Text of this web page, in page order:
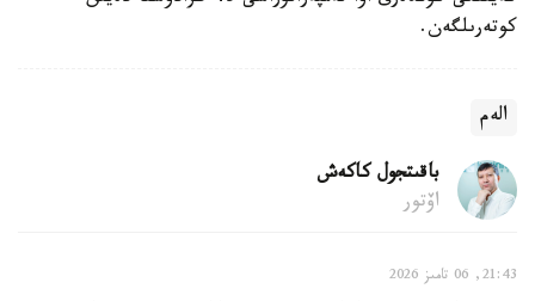
كوتەرىلگەن.
الەم
باقىتجول كاكەش
اۆتور
21:43, 06 تامىز 2026